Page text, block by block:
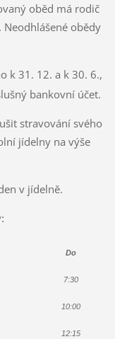
oběd má rodič
obědy
k 31. 12. a k 30. 6.,
bankovní účet.
stravování svého
jídelny na výše
v jídelně.
Do
7:30
10:00
12:15